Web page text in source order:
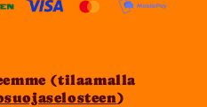
(tilaamalla
)